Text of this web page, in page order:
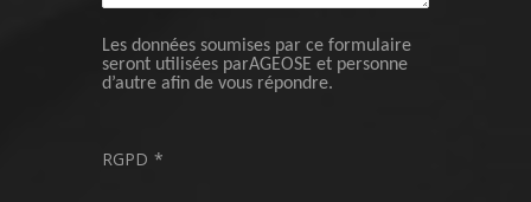
Les données soumises par ce formulaire
seront utilisées parAGEOSE et personne
d’autre afin de vous répondre.
RGPD *